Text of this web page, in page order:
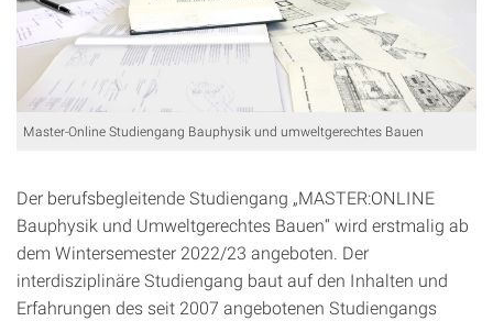
Master-Online Studiengang Bauphysik und umweltgerechtes Bauen
Der berufsbegleitende Studiengang „MASTER:ONLINE
Bauphysik und Umweltgerechtes Bauen“ wird erstmalig ab
dem Wintersemester 2022/23 angeboten. Der
interdisziplinäre Studiengang baut auf den Inhalten und
Erfahrungen des seit 2007 angebotenen Studiengangs